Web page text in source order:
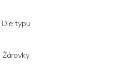
Dle typu
Žárovky